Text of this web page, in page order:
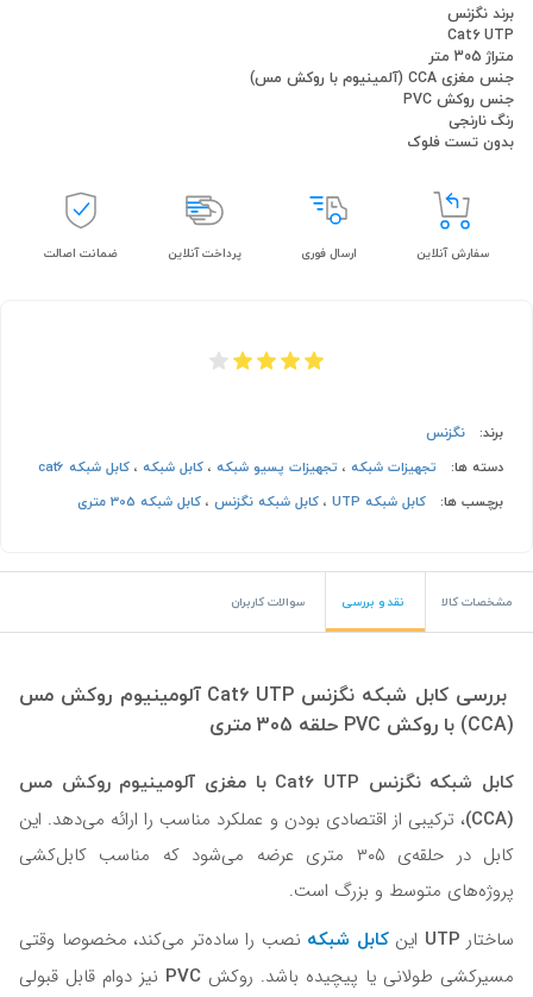
برند نگزنس
Cat6 UTP
متراژ 305 متر
جنس مغزی CCA (آلمینیوم با روکش مس)
جنس روکش PVC
رنگ نارنجی
بدون تست فلوک
سفارش آنلاین ارسال فوری پرداخت آنلاین ضمانت اصالت
برند:
نگزنس
دسته ها:
تجهیزات شبکه ، تجهیزات پسیو شبکه ، کابل شبکه ، کابل شبکه cat6
برچسب ها:
کابل شبکه UTP ، کابل شبکه نگزنس ، کابل شبکه 305 متری
مشخصات کالا نقد و بررسی سوالات کاربران
بررسی کابل شبکه نگزنس Cat6 UTP آلومینیوم روکش مس
(CCA) با روکش PVC حلقه 305 متری
کابل شبکه نگزنس Cat6 UTP با مغزی آلومینیوم روکش مس
(CCA)
، ترکیبی از اقتصادی بودن و عملکرد مناسب را ارائه می‌دهد. این
کابل در حلقه‌ی ۳۰۵ متری عرضه می‌شود که مناسب کابل‌کشی
پروژه‌های متوسط و بزرگ است.
ساختار UTP این کابل شبکه نصب را ساده‌تر می‌کند، مخصوصا وقتی
مسیرکشی طولانی یا پیچیده باشد. روکش PVC نیز دوام قابل قبولی